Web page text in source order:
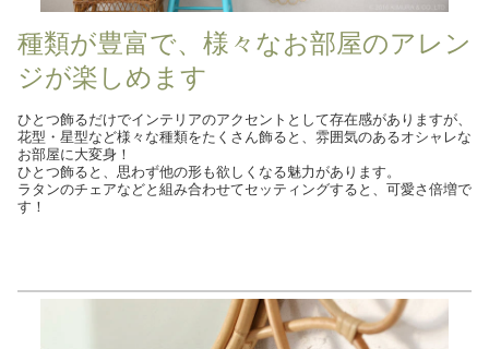
種類が豊富で、様々なお部屋のアレン
ジが楽しめます
ひとつ飾るだけでインテリアのアクセントとして存在感がありますが、
花型・星型など様々な種類をたくさん飾ると、雰囲気のあるオシャレな
お部屋に大変身！
ひとつ飾ると、思わず他の形も欲しくなる魅力があります。
ラタンのチェアなどと組み合わせてセッティングすると、可愛さ倍増で
す！